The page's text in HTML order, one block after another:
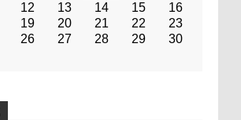
12 13 14 15
16
19 20 21 22
23
26 27 28 29
30